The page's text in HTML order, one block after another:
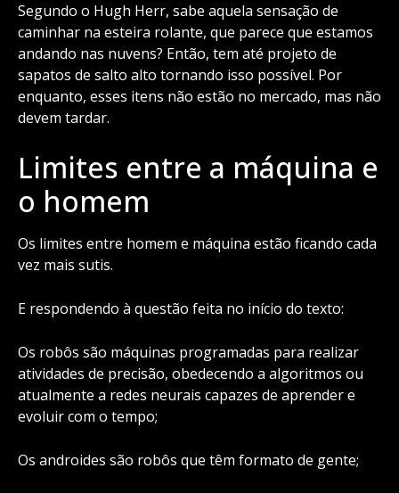
Segundo o Hugh Herr, sabe aquela sensação de
caminhar na esteira rolante, que parece que estamos
andando nas nuvens? Então, tem até projeto de
sapatos de salto alto tornando isso possível. Por
enquanto, esses itens não estão no mercado, mas não
devem tardar.
Limites entre a máquina e
o homem
Os limites entre homem e máquina estão ficando cada
vez mais sutis.
E respondendo à questão feita no início do texto:
Os robôs são máquinas programadas para realizar
atividades de precisão, obedecendo a algoritmos ou
atualmente a redes neurais capazes de aprender e
evoluir com o tempo;
Os androides são robôs que têm formato de gente;